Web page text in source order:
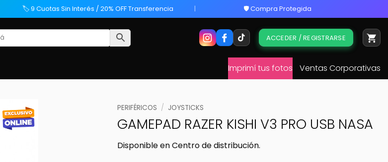
🏷️ 9 Cuotas Sin Interés / 20% OFF Transferencia 🛡️ Compra Protegida
ACCEDER / REGISTRARSE
Imprimí tus fotos Ventas Corporativas
PERIFÉRICOS / JOYSTICKS
GAMEPAD RAZER KISHI V3 PRO USB NASA
Disponible en Centro de distribución.